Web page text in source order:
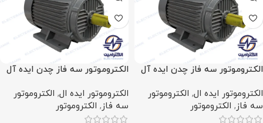
الکتروموتور سه فاز چدن ایده آل
دور)
الکتروموتور ایده ال, الکتروموتور
سه فاز, الکتروموتور
الکتروموتور سه فاز چدن ایده آل
دور)
الکتروموتور ایده ال, الکتروموتور
سه فاز, الکتروموتور